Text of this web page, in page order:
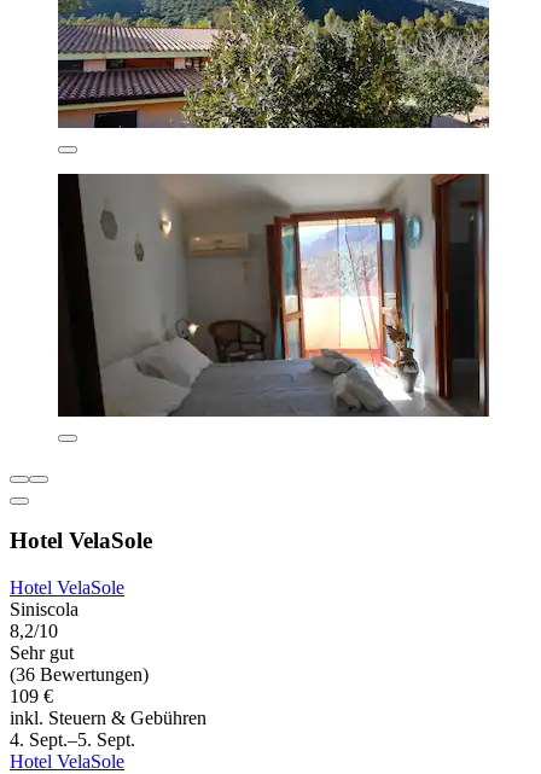
Hotel VelaSole
Hotel VelaSole
Siniscola
8,2/10
Sehr gut
(36 Bewertungen)
109 €
inkl. Steuern & Gebühren
4. Sept.–5. Sept.
Hotel VelaSole